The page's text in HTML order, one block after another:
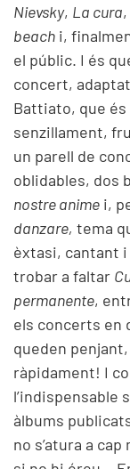
Nievsky, La cura,
beach i,
el públic. I és
concert,
Battiato, que és
senzillament,
un parell de
oblidables, dos
nostre anime i,
danzare, tema
èxtasi, cantant
trobar a faltar
permanente,
els concerts en
queden
ràpidament! I
l’indispensable
àlbums
no s’atura a